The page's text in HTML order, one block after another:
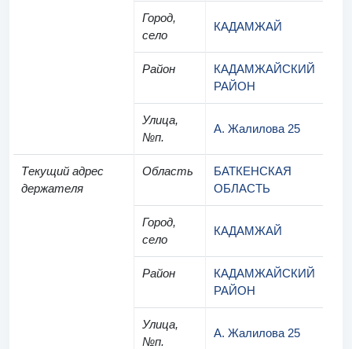
Город,
село
КАДАМЖАЙ
Район
КАДАМЖАЙСКИЙ
РАЙОН
Улица,
№п.
А. Жалилова 25
Текущий адрес
держателя
Область
БАТКЕНСКАЯ
ОБЛАСТЬ
Город,
село
КАДАМЖАЙ
Район
КАДАМЖАЙСКИЙ
РАЙОН
Улица,
№п.
А. Жалилова 25